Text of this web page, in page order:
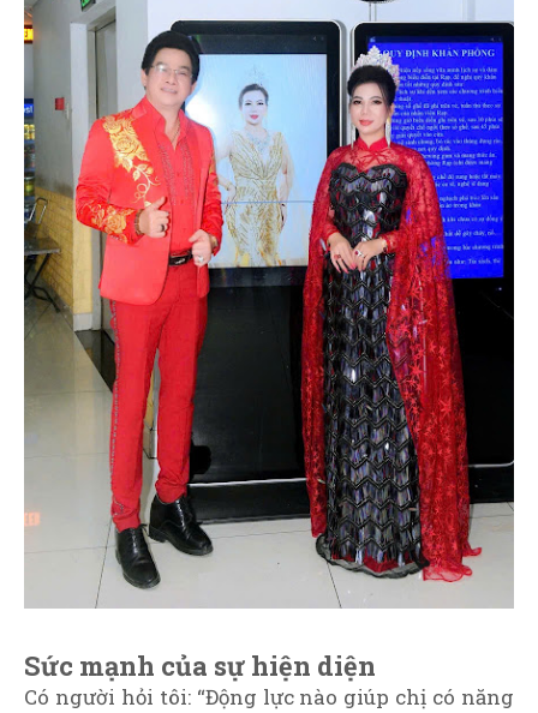
Sức mạnh của sự hiện diện
Có người hỏi tôi: “Động lực nào giúp chị có năng